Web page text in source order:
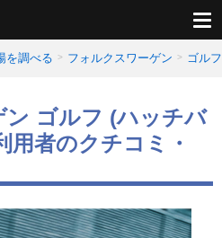
を調べる フォルクスワーゲン ゴル
ゴルフ (ハッチバ
用者のクチコミ・